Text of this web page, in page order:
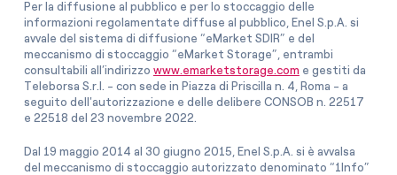
Per la diffusione al pubblico e per lo stoccaggio delle
informazioni regolamentate diffuse al pubblico, Enel S.p.A. si
avvale del sistema di diffusione “eMarket SDIR” e del
meccanismo di stoccaggio “eMarket Storage”, entrambi
consultabili all’indirizzo www.emarketstorage.com e gestiti da
Teleborsa S.r.l. - con sede in Piazza di Priscilla n. 4, Roma - a
seguito dell'autorizzazione e delle delibere CONSOB n. 22517
e 22518 del 23 novembre 2022.
Dal 19 maggio 2014 al 30 giugno 2015, Enel S.p.A. si è avvalsa
del meccanismo di stoccaggio autorizzato denominato “1Info”